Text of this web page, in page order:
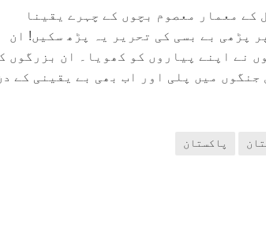
کے معمار معصوم بچوں کے چہرے یقینا
پڑھی بے بسی کی تحریر یہ پڑھ سکیں! ان
نے اپنے پیاروں کو کھویا۔ ان بزرگوں
میں پلی اور اب بھی بے یقینی کے
پاکستان